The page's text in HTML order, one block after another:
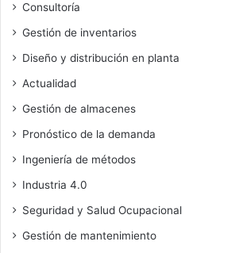
Consultoría
Gestión de inventarios
Diseño y distribución en planta
Actualidad
Gestión de almacenes
Pronóstico de la demanda
Ingeniería de métodos
Industria 4.0
Seguridad y Salud Ocupacional
Gestión de mantenimiento